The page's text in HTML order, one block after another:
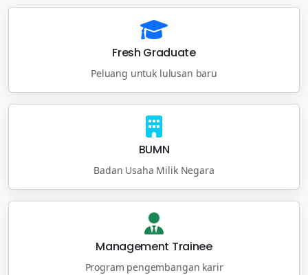
Fresh Graduate
Peluang untuk lulusan baru
BUMN
Badan Usaha Milik Negara
Management Trainee
Program pengembangan karir